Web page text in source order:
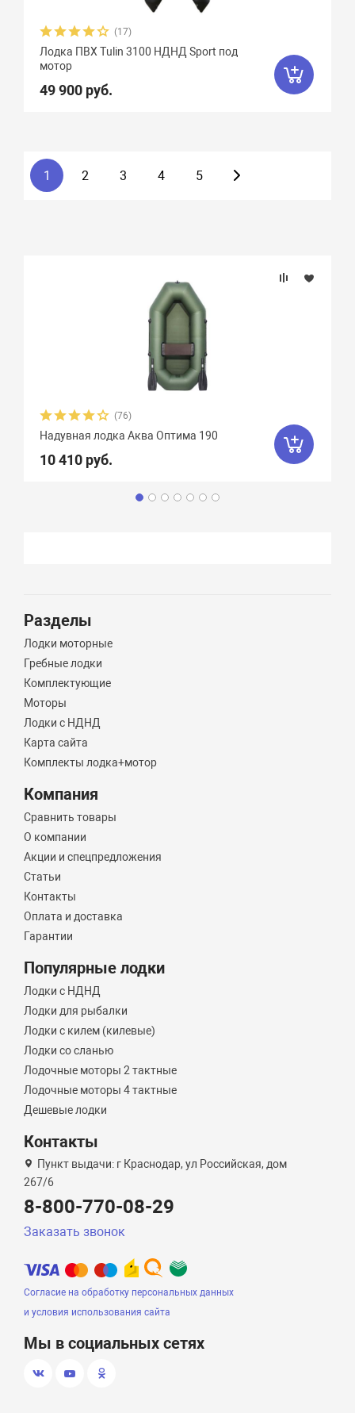
(17)
Лодка ПВХ Tulin 3100 НДНД Sport под
мотор
49 900 руб.
1 2 3 4 5
(76)
Надувная лодка Аква Оптима 190
10 410 руб.
Разделы
Лодки моторные
Гребные лодки
Комплектующие
Моторы
Лодки с НДНД
Карта сайта
Комплекты лодка+мотор
Компания
Сравнить товары
О компании
Акции и спецпредложения
Статьи
Контакты
Оплата и доставка
Гарантии
Популярные лодки
Лодки с НДНД
Лодки для рыбалки
Лодки с килем (килевые)
Лодки со сланью
Лодочные моторы 2 тактные
Лодочные моторы 4 тактные
Дешевые лодки
Контакты
Пункт выдачи: г Краснодар, ул Российская, дом
267/6
8-800-770-08-29
Заказать звонок
Согласие на обработку персональных данных
и условия использования сайта
Мы в социальных сетях